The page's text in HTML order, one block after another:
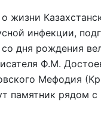
жизни
инфекции,
дня рождения
Ф.М.
Мефодия
памятник рядом